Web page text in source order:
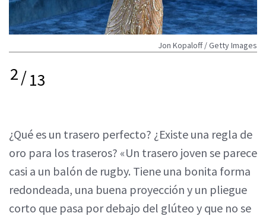
Jon Kopaloff / Getty Images
2/13
¿Qué es un trasero perfecto? ¿Existe una regla de
oro para los traseros? «Un trasero joven se parece
casi a un balón de rugby. Tiene una bonita forma
redondeada, una buena proyección y un pliegue
corto que pasa por debajo del glúteo y que no se